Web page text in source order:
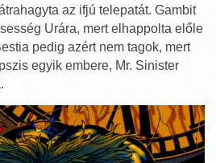
az ifjú telepatát. Gambit
Urára, mert elhappolta előle
pedig azért nem tagok, mert
egyik embere, Mr. Sinister